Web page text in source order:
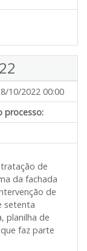
10/2022 00:00
processo:
de
da fachada
de
setenta
planilha de
faz parte